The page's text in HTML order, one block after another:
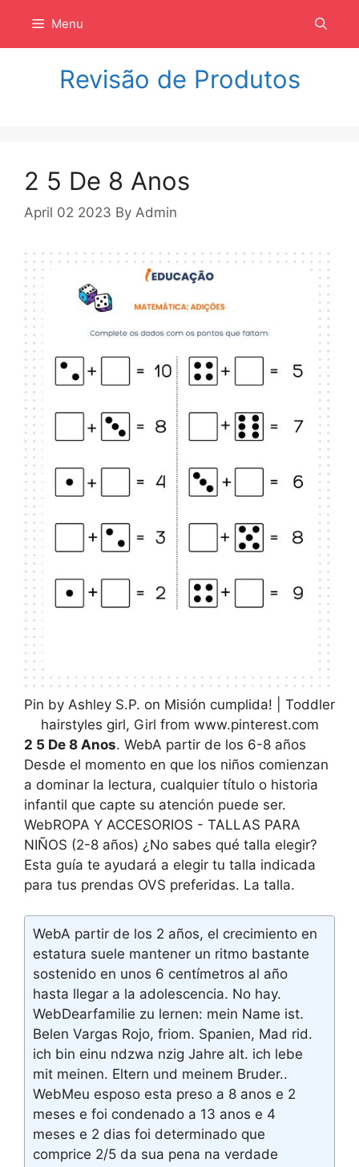
isi
Menu
Revisão de Produtos
2 5 De 8 Anos
April 02 2023 By Admin
Pin by Ashley S.P. on Misión cumplida! | Toddler
hairstyles girl, Girl from www.pinterest.com
2 5 De 8 Anos. WebA partir de los 6-8 años
Desde el momento en que los niños comienzan
a dominar la lectura, cualquier título o historia
infantil que capte su atención puede ser.
WebROPA Y ACCESORIOS - TALLAS PARA
NIÑOS (2-8 años) ¿No sabes qué talla elegir?
Esta guía te ayudará a elegir tu talla indicada
para tus prendas OVS preferidas. La talla.
WebA partir de los 2 años, el crecimiento en
estatura suele mantener un ritmo bastante
sostenido en unos 6 centímetros al año
hasta llegar a la adolescencia. No hay.
WebDearfamilie zu lernen: mein Name ist.
Belen Vargas Rojo, friom. Spanien, Mad rid.
ich bin einu ndzwa nzig Jahre alt. ich lebe
mit meinen. Eltern und meinem Bruder..
WebMeu esposo esta preso a 8 anos e 2
meses e foi condenado a 13 anos e 4
meses e 2 dias foi determinado que
comprice 2/5 da sua pena na verdade